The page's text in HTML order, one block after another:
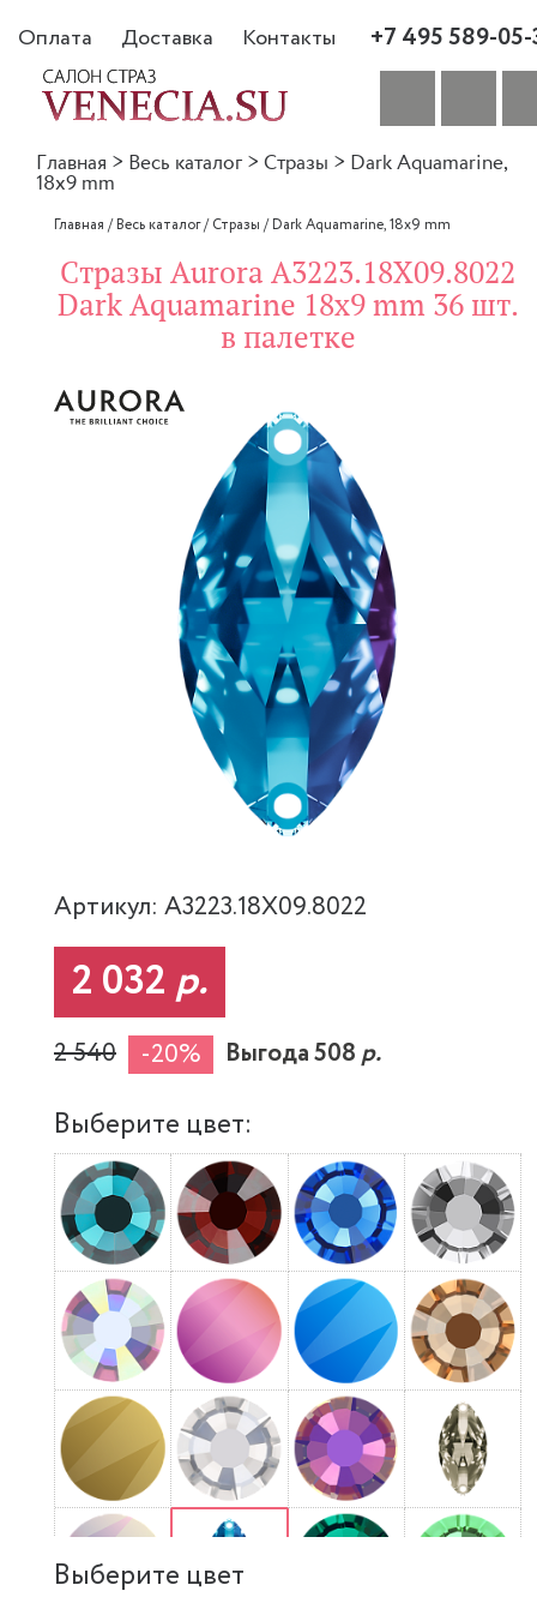
Оплата Доставка Контакты +7 495 589-
Главная > Весь каталог > Стразы > Dark Aquamarine,
18x9 mm
Главная /Весь каталог/Стразы /Dark Aquamarine, 18x9 mm
Стразы Aurora A3223.18X09.8022
Dark Aquamarine 18x9 mm 36 шт.
в палетке
Артикул: A3223.18X09.8022
2 032 р.
2 540 -20% Выгода 508р.
Выберите цвет:
Выберите цвет